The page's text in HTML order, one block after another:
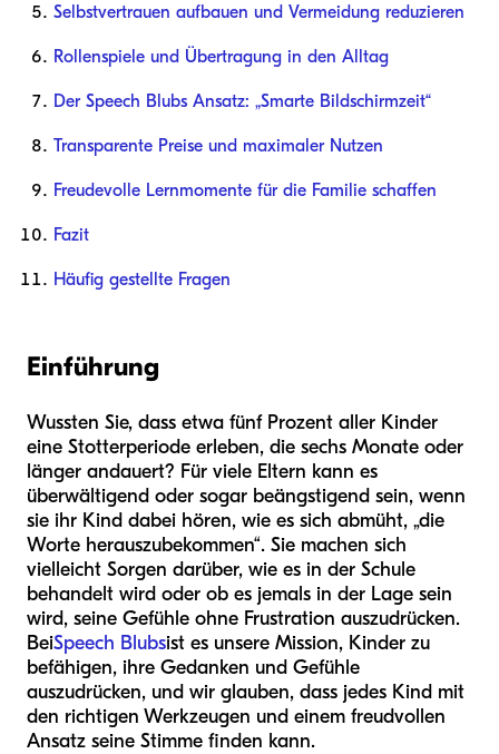
Selbstvertrauen aufbauen und Vermeidung reduzieren
Rollenspiele und Übertragung in den Alltag
Der Speech Blubs Ansatz: „Smarte Bildschirmzeit“
Transparente Preise und maximaler Nutzen
Freudevolle Lernmomente für die Familie schaffen
Fazit
Häufig gestellte Fragen
Einführung
Wussten Sie, dass etwa fünf Prozent aller Kinder
eine Stotterperiode erleben, die sechs Monate oder
länger andauert? Für viele Eltern kann es
überwältigend oder sogar beängstigend sein, wenn
sie ihr Kind dabei hören, wie es sich abmüht, „die
Worte herauszubekommen“. Sie machen sich
vielleicht Sorgen darüber, wie es in der Schule
behandelt wird oder ob es jemals in der Lage sein
wird, seine Gefühle ohne Frustration auszudrücken.
BeiSpeech Blubsist es unsere Mission, Kinder zu
befähigen, ihre Gedanken und Gefühle
auszudrücken, und wir glauben, dass jedes Kind mit
den richtigen Werkzeugen und einem freudvollen
Ansatz seine Stimme finden kann.